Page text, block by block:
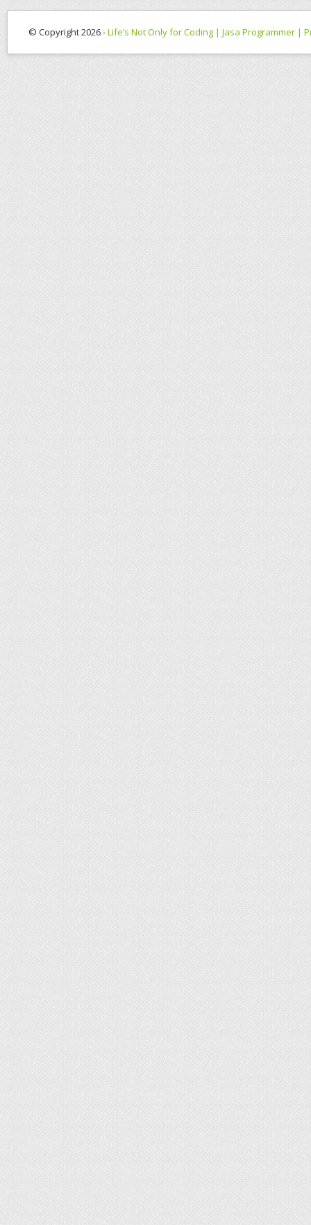
© Copyright 2026 -Life’s Not Only for Coding | Jasa Programmer |